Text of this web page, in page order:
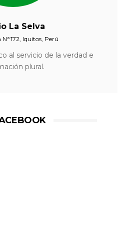
La Selva
N°172, Iquitos, Perú
al servicio de la verdad e
plural.